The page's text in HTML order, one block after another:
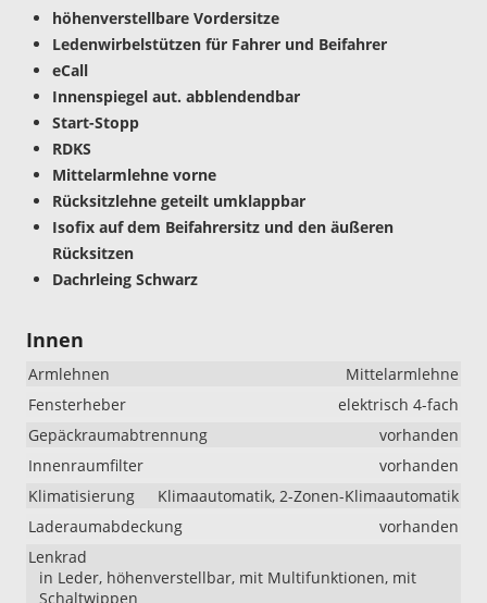
höhenverstellbare Vordersitze
Ledenwirbelstützen für Fahrer und Beifahrer
eCall
Innenspiegel aut. abblendendbar
Start-Stopp
RDKS
Mittelarmlehne vorne
Rücksitzlehne geteilt umklappbar
Isofix auf dem Beifahrersitz und den äußeren
Rücksitzen
Dachrleing Schwarz
Innen
Armlehnen
Mittelarmlehne
Fensterheber
elektrisch 4-fach
Gepäckraumabtrennung
vorhanden
Innenraumfilter
vorhanden
Klimatisierung
Klimaautomatik, 2-Zonen-Klimaautomatik
Laderaumabdeckung
vorhanden
Lenkrad
in Leder, höhenverstellbar, mit Multifunktionen, mit
Schaltwippen